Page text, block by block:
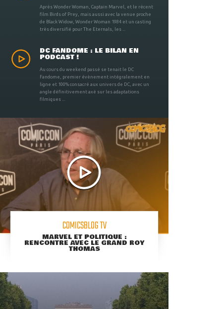
Après Wonder Woman, Captain Marvel, et le récent
film Birds of Prey, mais aussi avec la venue proche
de Black Widow, Wonder Woman 1984 et un casting
très diversifié pour The Eternals, les ...
DC FANDOME : LE BILAN EN
PODCAST !
Au cours du weekend passé se tenait le DC
Fandome, premier évènement intégralement en
ligne et 100% consacré aux univers de DC, avec un
angle définitivement axé sur les adaptations
filmiques ...
COMICSBLOG TV
MARVEL ET POLITIQUE :
RENCONTRE AVEC LE GRAND ROY
THOMAS